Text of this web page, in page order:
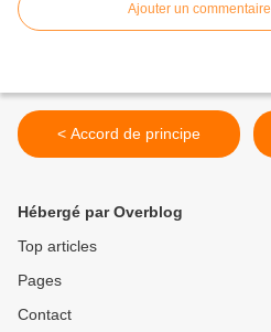
Ajouter un commentaire
< Accord de principe
Hébergé par Overblog
Top articles
Pages
Contact